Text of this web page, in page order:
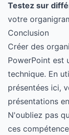
Testez sur
votre
Conclusion
Créer des
PowerPoint est
technique. En
présentées ici,
présentations
N'oubliez pas
ces